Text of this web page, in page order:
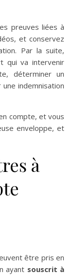
preuves liées à
et conservez
Par la suite,
qui va intervenir
déterminer un
indemnisation
compte, et vous
enveloppe, et
à
être pris en
ayant souscrit à